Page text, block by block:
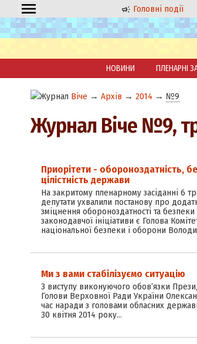
Головні події
НОВИНИ ПЛЕНАРНІ
Віче → Архів → 2014 → №9
Журнал Віче №9,
Приорітети - обороноздатність,
цілістність держави
На закритому пленарному засіданні 6
депутати ухвалили постанову про
зміцнення обороноздатності та
законодавчої ініціативи є Голова
національної безпеки і оборони
Ми з вами стабілізуємо ситуацію
З виступу виконуючого обов’язки
Голови Верховної Ради України
час наради з головами обласних
30 квітня 2014 року…